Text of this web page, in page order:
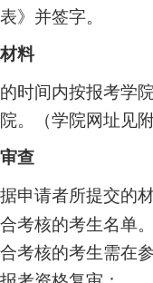
》并签字。
料
时间内按报考学
。（学院网址见附
查
申请者所提交的
考核的考生名单。
考核的考生需在